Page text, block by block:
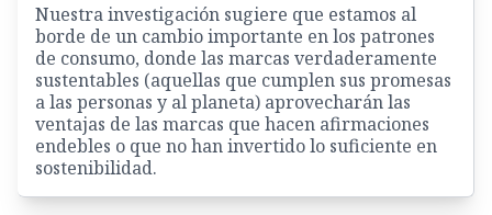
Nuestra investigación sugiere que estamos al
borde de un cambio importante en los patrones
de consumo, donde las marcas verdaderamente
sustentables (aquellas que cumplen sus promesas
a las personas y al planeta) aprovecharán las
ventajas de las marcas que hacen afirmaciones
endebles o que no han invertido lo suficiente en
sostenibilidad.